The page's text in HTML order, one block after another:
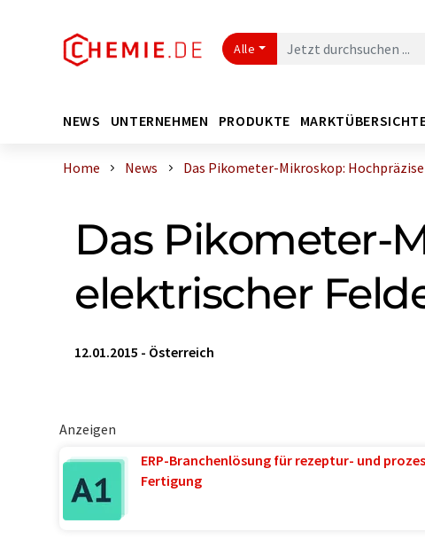
Alle
NEWS UNTERNEHMEN PRODUKTE
Home News Das Pikometer-Mikroskop: Hochpräzise
Das Pikometer-
elektrischer
12.01.2015 - Österreich
Anzeigen
ERP-Branchenlösung für rezeptur- und
Fertigung